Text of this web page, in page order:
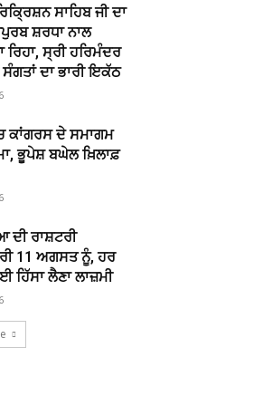
ਸਾਹਿਬ ਜੀ ਦਾ
ਸ਼ਰਧਾ ਨਾਲ
ਸ੍ਰੀ ਹਰਿਮੰਦਰ
ਸੰਗਤਾਂ ਦਾ ਭਾਰੀ ਇਕੱਠ
ਕਾਂਗਰਸ ਦੇ ਸਮਾਗਮ
ਭੂਪੇਸ਼ ਬਘੇਲ ਖ਼ਿਲਾਫ਼
ਰਾਸ਼ਟਰੀ
11 ਅਗਸਤ ਨੂੰ, ਹਰ
ਹਿੱਸਾ ਲੈਣਾ ਲਾਜ਼ਮੀ